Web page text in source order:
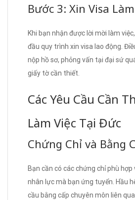
Bước 3: Xin Visa
Khi bạn nhận được lời mời làm
đầu quy trình xin visa lao động.
nộp hồ sơ, phỏng vấn tại đại sứ
giấy tờ cần thiết.
Các Yêu Cầu Cần
Làm Việc Tại Đức
Chứng Chỉ và Bằng
Bạn cần có các chứng chỉ phù
nhân lực mà bạn ứng tuyển. Hầu
cầu bằng cấp chuyên môn liên